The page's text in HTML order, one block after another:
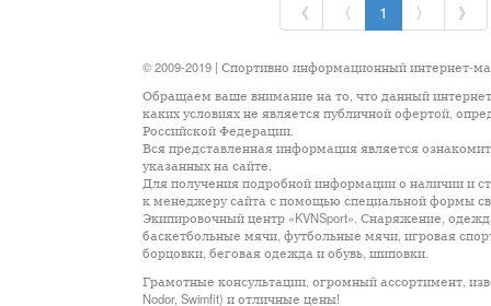
《 〈 1 〉 》
© 2009-2019 | Спортивно информационный интернет-
Обращаем ваше внимание на то, что данный
каких условиях не является публичной офертой,
Российской Федерации.
Вся представленная информация является
указанных на сайте.
Для получения подробной информации о наличии и
к менеджеру сайта с помощью специальной формы
Экипировочный центр «KVNSport». Снаряжение,
баскетбольные мячи, футбольные мячи, игровая
борцовки, беговая одежда и обувь, шиповки.
Грамотные консультации, огромный ассортимент,
Nodor, Swimfit) и отличные цены!